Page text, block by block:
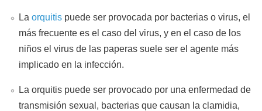
La orquitis puede ser provocada por bacterias o virus, el
más frecuente es el caso del virus, y en el caso de los
niños el virus de las paperas suele ser el agente más
implicado en la infección.
La orquitis puede ser provocado por una enfermedad de
transmisión sexual, bacterias que causan la clamidia,